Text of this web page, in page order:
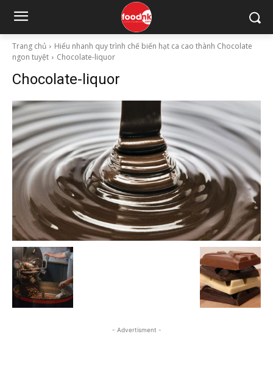
Trang chủ
Hiểu nhanh quy trình chế biến hạt ca cao thành Chocolate
ngon tuyệt
Chocolate-liquor
Chocolate-liquor
- Advertisment -